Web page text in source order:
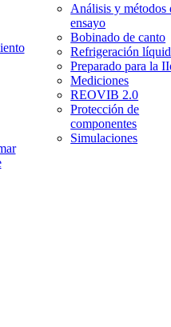
Análisis y métodos
ensayo
Bobinado de canto
Refrigeración
Preparado para la
Mediciones
REOVIB 2.0
Protección de
componentes
Simulaciones